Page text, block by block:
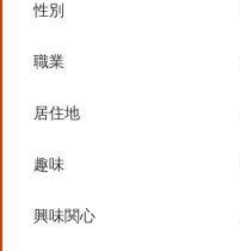
性別
職業
居住地
趣味
興味関心